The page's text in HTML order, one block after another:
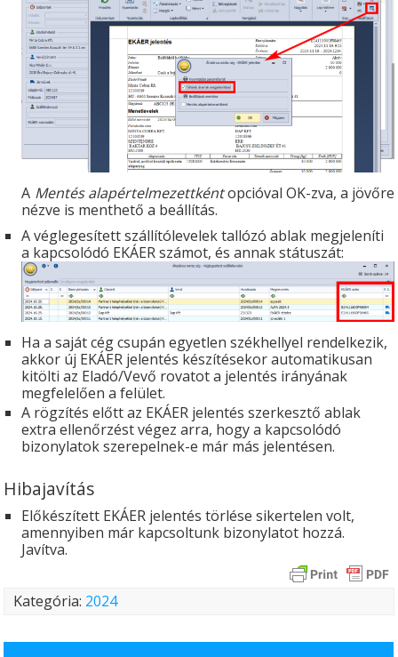
A Mentés alapértelmezettkéntopcióval OK-zva, a jövőre
nézve is menthető a beállítás.
A véglegesített szállítólevelek tallózó ablak megjeleníti
a kapcsolódó EKÁER számot, és annak státuszát:
Ha a saját cég csupán egyetlen székhellyel rendelkezik,
akkor új EKÁER jelentés készítésekor automatikusan
kitölti az Eladó/Vevő rovatot a jelentés irányának
megfelelően a felület.
A rögzítés előtt az EKÁER jelentés szerkesztő ablak
extra ellenőrzést végez arra, hogy a kapcsolódó
bizonylatok szerepelnek-e már más jelentésen.
Hibajavítás
Előkészített EKÁER jelentés törlése sikertelen volt,
amennyiben már kapcsoltunk bizonylatot hozzá.
Javítva.
Kategória: 2024